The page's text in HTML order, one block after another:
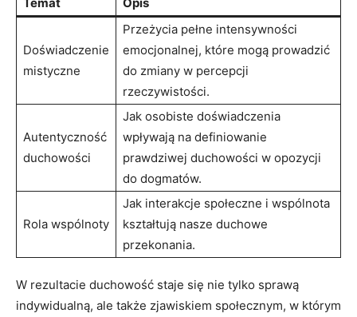
Doświadczenie​
mistyczne
Przeżycia‌ pełne intensywności
emocjonalnej, które ‍mogą prowadzić
do zmiany‍ w ⁢percepcji
rzeczywistości.
Autentyczność​
duchowości
Jak osobiste doświadczenia
wpływają na definiowanie
prawdziwej⁢ duchowości w opozycji
do⁣ dogmatów.
Rola wspólnoty
Jak ⁣interakcje społeczne i wspólnota
kształtują nasze duchowe
⁢przekonania.
W rezultacie duchowość staje się‍ nie tylko ⁣sprawą‍
indywidualną, ale także zjawiskiem społecznym, w ‍którym